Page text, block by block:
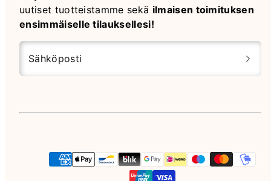
uutiset tuotteistamme sekä ilmaisen toimituksen
ensimmäiselle tilauksellesi!
Sähköposti
Maksutavat
Instagram